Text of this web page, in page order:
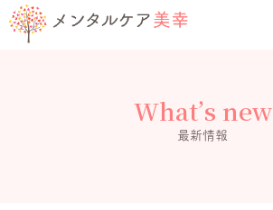
What’s new
最新情報